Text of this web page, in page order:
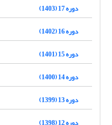
دوره 17 (1403)
دوره 16 (1402)
دوره 15 (1401)
دوره 14 (1400)
دوره 13 (1399)